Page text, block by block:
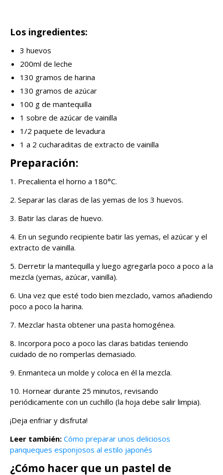
Los ingredientes:
3 huevos
200ml de leche
130 gramos de harina
130 gramos de azúcar
100 g de mantequilla
1 sobre de azúcar de vainilla
1/2 paquete de levadura
1 a 2 cucharaditas de extracto de vainilla
Preparación:
1. Precalienta el horno a 180°C.
2. Separar las claras de las yemas de los 3 huevos.
3. Batir las claras de huevo.
4. En un segundo recipiente batir las yemas, el azúcar y el
extracto de vainilla.
5. Derretir la mantequilla y luego agregarla poco a poco a la
mezcla (yemas, azúcar, vainilla).
6. Una vez que esté todo bien mezclado, vamos añadiendo
poco a poco la harina.
7. Mezclar hasta obtener una pasta homogénea.
8. Incorpora poco a poco las claras batidas teniendo
cuidado de no romperlas demasiado.
9. Enmanteca un molde y coloca en él la mezcla.
10. Hornear durante 25 minutos, revisando
periódicamente con un cuchillo (la hoja debe salir limpia).
¡Deja enfriar y disfruta!
Leer también: Cómo preparar unos deliciosos
panqueques esponjosos al estilo japonés
¿Cómo hacer que un pastel de